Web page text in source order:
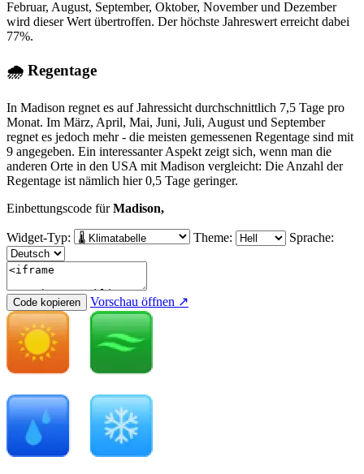
Februar, August, September, Oktober, November und Dezember
wird dieser Wert übertroffen. Der höchste Jahreswert erreicht dabei
77%.
🌧 Regentage
In Madison regnet es auf Jahressicht durchschnittlich 7,5 Tage pro
Monat. Im März, April, Mai, Juni, Juli, August und September
regnet es jedoch mehr - die meisten gemessenen Regentage sind mit
9 angegeben. Ein interessanter Aspekt zeigt sich, wenn man die
anderen Orte in den USA mit Madison vergleicht: Die Anzahl der
Regentage ist nämlich hier 0,5 Tage geringer.
Einbettungscode fürMadison,
Widget-Typ: Theme: Sprache:
Code kopieren Vorschau öffnen ↗